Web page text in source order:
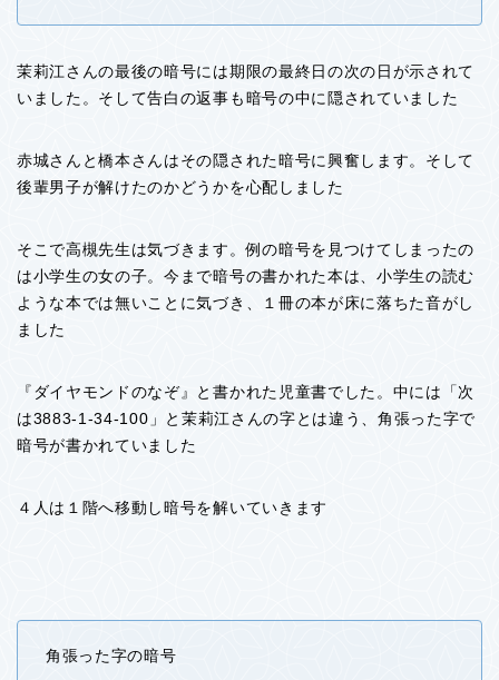
茉莉江さんの最後の暗号には期限の最終日の次の日が示されて
いました。そして告白の返事も暗号の中に隠されていました
赤城さんと橋本さんはその隠された暗号に興奮します。そして
後輩男子が解けたのかどうかを心配しました
そこで高槻先生は気づきます。例の暗号を見つけてしまったの
は小学生の女の子。今まで暗号の書かれた本は、小学生の読む
ような本では無いことに気づき、１冊の本が床に落ちた音がし
ました
『ダイヤモンドのなぞ』と書かれた児童書でした。中には「次
は3883-1-34-100」と茉莉江さんの字とは違う、角張った字で
暗号が書かれていました
４人は１階へ移動し暗号を解いていきます
角張った字の暗号